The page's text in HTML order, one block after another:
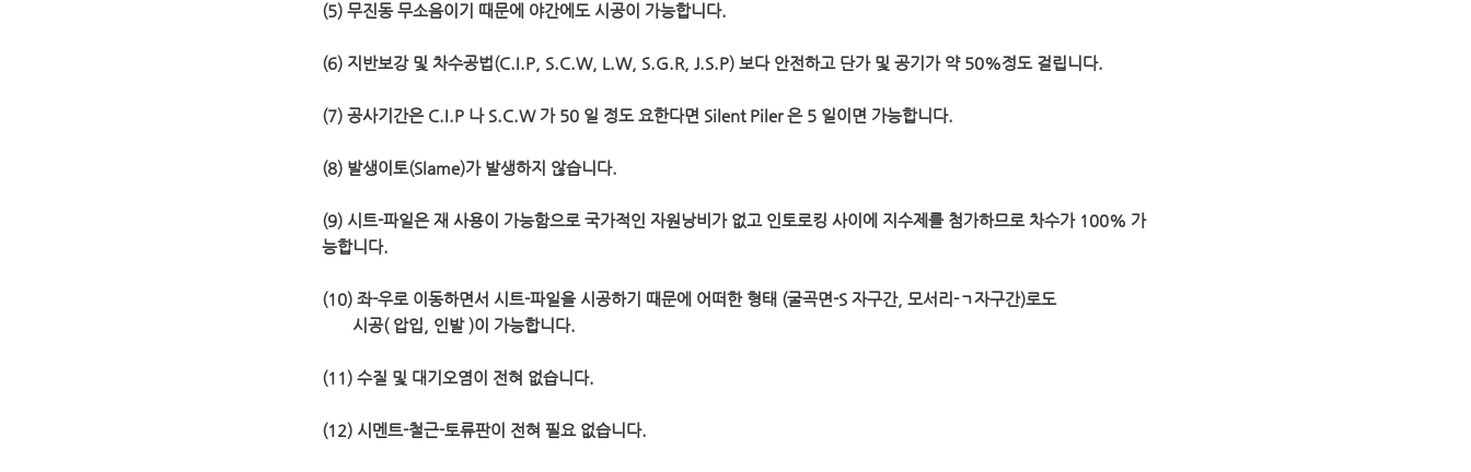
(5) 무진동 무소음이기 때문에 야간에도 시공이 가능합니다.
(6) 지반보강 및 차수공법(C.I.P, S.C.W, L.W, S.G.R, J.S.P) 보다 안전하고 단가 및 공기가 약 50%정도 걸립니다.
(7) 공사기간은 C.I.P 나 S.C.W 가 50 일 정도 요한다면 Silent Piler 은 5 일이면 가능합니다.
(8) 발생이토(Slame)가 발생하지 않습니다.
(9) 시트-파일은 재 사용이 가능함으로 국가적인 자원낭비가 없고 인토로킹 사이에 지수제를 첨가하므로 차수가 100% 가
능합니다.
(10) 좌-우로 이동하면서 시트-파일을 시공하기 때문에 어떠한 형태 (굴곡면-S 자구간, 모서리-ㄱ자구간)로도
시공( 압입, 인발 )이 가능합니다.
(11) 수질 및 대기오염이 전혀 없습니다.
(12) 시멘트-철근-토류판이 전혀 필요 없습니다.